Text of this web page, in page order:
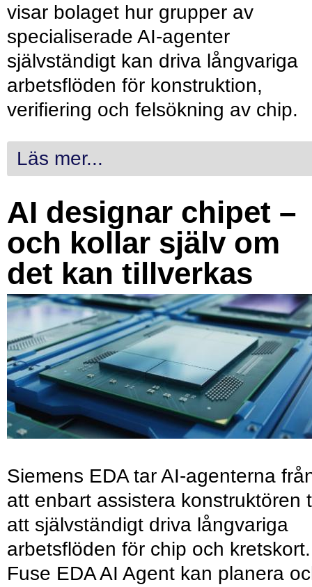
visar bolaget hur grupper av
specialiserade AI-agenter
självständigt kan driva långvariga
arbetsflöden för konstruktion,
verifiering och felsökning av chip.
Läs mer...
AI designar chipet –
och kollar själv om
det kan tillverkas
Siemens EDA tar AI-agenterna
att enbart assistera konstruktören
att självständigt driva långvariga
arbetsflöden för chip och kretskort.
Fuse EDA AI Agent kan planera